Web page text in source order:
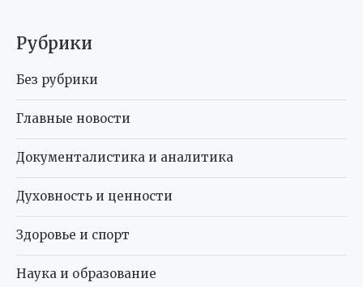
Рубрики
Без рубрики
Главные новости
Документалистика и аналитика
Духовность и ценности
Здоровье и спорт
Наука и образование